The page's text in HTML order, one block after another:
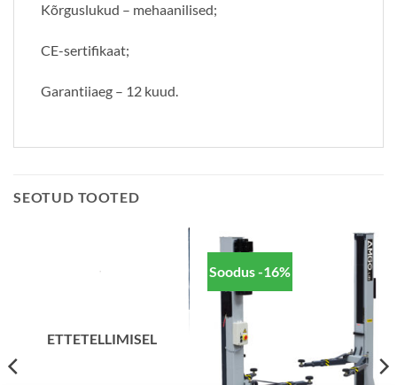
Kõrguslukud – mehaanilised;
CE-sertifikaat;
Garantiiaeg – 12 kuud.
SEOTUD TOOTED
ETTETELLIMISEL
Soodus -16%